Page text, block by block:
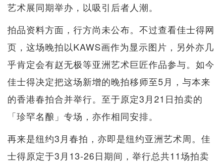
艺术展同期举办，以吸引后者人潮。
拍品资料方面，行方尚未公布。不过查看佳士得网
页，这场晚拍以KAWS画作为显示图片，另外亦几
乎肯定会有赵无极等亚洲艺术巨匠作品参与。如今
佳士得决定把这场新增的晚拍移师至5月，与本来
的香港春拍合并举行。至于原定3月21日拍卖的
「珍罕名酿」专场，亦作相同安排。
再来是纽约3月春拍，亦即是纽约亚洲艺术周。佳
士得原定于3月13-26日期间，举行总共11场拍卖